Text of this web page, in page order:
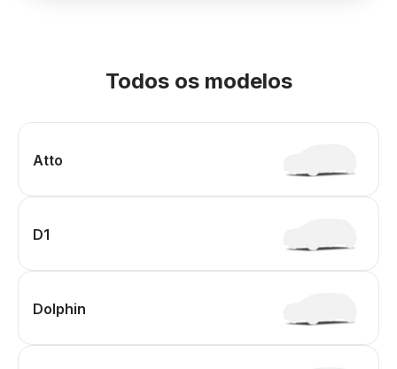
Todos os modelos
Atto
D1
Dolphin